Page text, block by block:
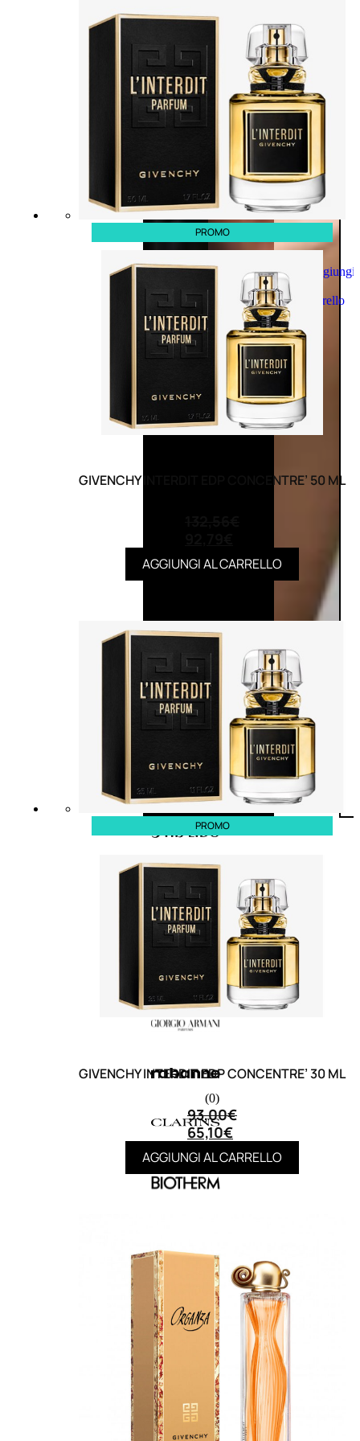
Aggiungi
carrello
MAKE UP
Base/ Primer Occhi
Base/ Primer Viso
Palette E Cofanetti Occhi
Palette E Cofanetti Viso
Palette E Cofanetti Labbra
Fondotinta
Cipria
Fard/Blush
Terre Abbronzanti
Illuminante Viso
PROMO
GIVENCHY INTERDIT EDP CONCENTRE’ 50 ML
AGGIUNGI AL CARRELLO
PROMO
GIVENCHY INTERDIT EDP CONCENTRE’ 30 ML
(0)
93,00€
65,10€
AGGIUNGI AL CARRELLO